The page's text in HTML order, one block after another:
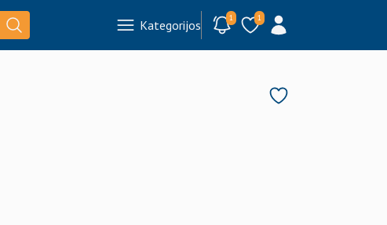
Kategorijos 1 1